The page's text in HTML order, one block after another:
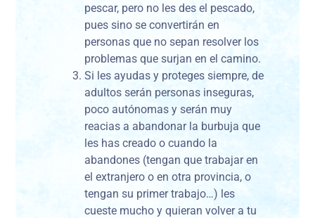
pescar, pero no les des el pescado,
pues sino se convertirán en
personas que no sepan resolver los
problemas que surjan en el camino.
Si les ayudas y proteges siempre, de
adultos serán personas inseguras,
poco autónomas y serán muy
reacias a abandonar la burbuja que
les has creado o cuando la
abandones (tengan que trabajar en
el extranjero o en otra provincia, o
tengan su primer trabajo…) les
cueste mucho y quieran volver a tu